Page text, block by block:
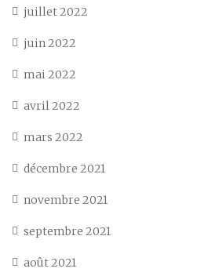
juillet 2022
juin 2022
mai 2022
avril 2022
mars 2022
décembre 2021
novembre 2021
septembre 2021
août 2021